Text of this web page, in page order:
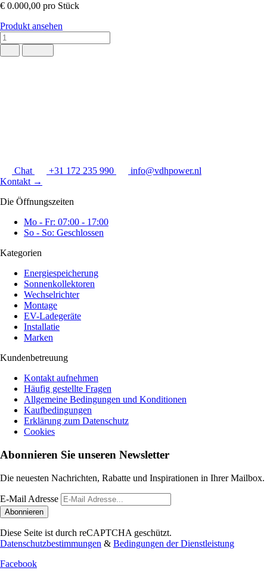
€ 0.000,00 pro Stück
Produkt ansehen
Chat +31 172 235 990
info@vdhpower.nl
Kontakt →
Die Öffnungszeiten
Mo - Fr: 07:00 - 17:00
So - So: Geschlossen
Kategorien
Energiespeicherung
Sonnenkollektoren
Wechselrichter
Montage
EV-Ladegeräte
Installatie
Marken
Kundenbetreuung
Kontakt aufnehmen
Häufig gestellte Fragen
Allgemeine Bedingungen und Konditionen
Kaufbedingungen
Erklärung zum Datenschutz
Cookies
Abonnieren Sie unseren Newsletter
Die neuesten Nachrichten, Rabatte und Inspirationen in Ihrer Mailbox.
E-Mail Adresse
Abonnieren
Diese Seite ist durch reCAPTCHA geschützt.
Datenschutzbestimmungen & Bedingungen der Dienstleistung
Facebook